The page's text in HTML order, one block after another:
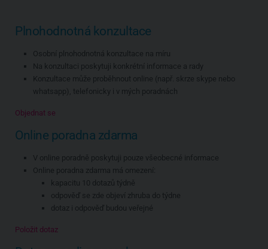
Plnohodnotná konzultace
Osobní plnohodnotná konzultace na míru
Na konzultaci poskytuji konkrétní informace a rady
Konzultace může proběhnout online (např. skrze skype nebo
whatsapp), telefonicky i v mých poradnách
Objednat se
Online poradna zdarma
V online poradně poskytuji pouze všeobecné informace
Online poradna zdarma má omezení:
kapacitu 10 dotazů týdně
odpověď se zde objeví zhruba do týdne
dotaz i odpověď budou veřejné
Položit dotaz